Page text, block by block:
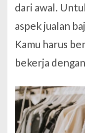
dari awal.
aspek jualan
Kamu harus
bekerja